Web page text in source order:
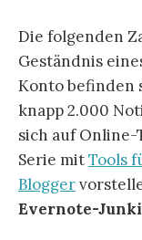
Die folgenden
Geständnis
Konto befinden
knapp 2.000
sich auf Online-
Serie mitTools
Blogger
Evernote-